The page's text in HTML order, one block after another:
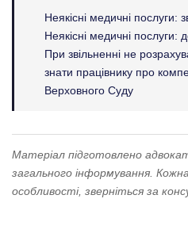
Неякісні медичні послуги:
Неякісні медичні послуги:
При звільненні не
знати працівнику про
Верховного Суду
Матеріал підготовлено
загального інформування. Кожна
особливості, зверніться за